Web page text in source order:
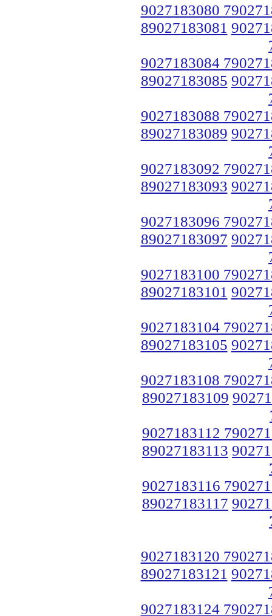
9027183080
89027183081
9027183084
89027183085
9027183088
89027183089
9027183092
89027183093
9027183096
89027183097
9027183100
89027183101
9027183104
89027183105
9027183108
89027183109
9027183112
89027183113
9027183116
89027183117
9027183120
89027183121
9027183124